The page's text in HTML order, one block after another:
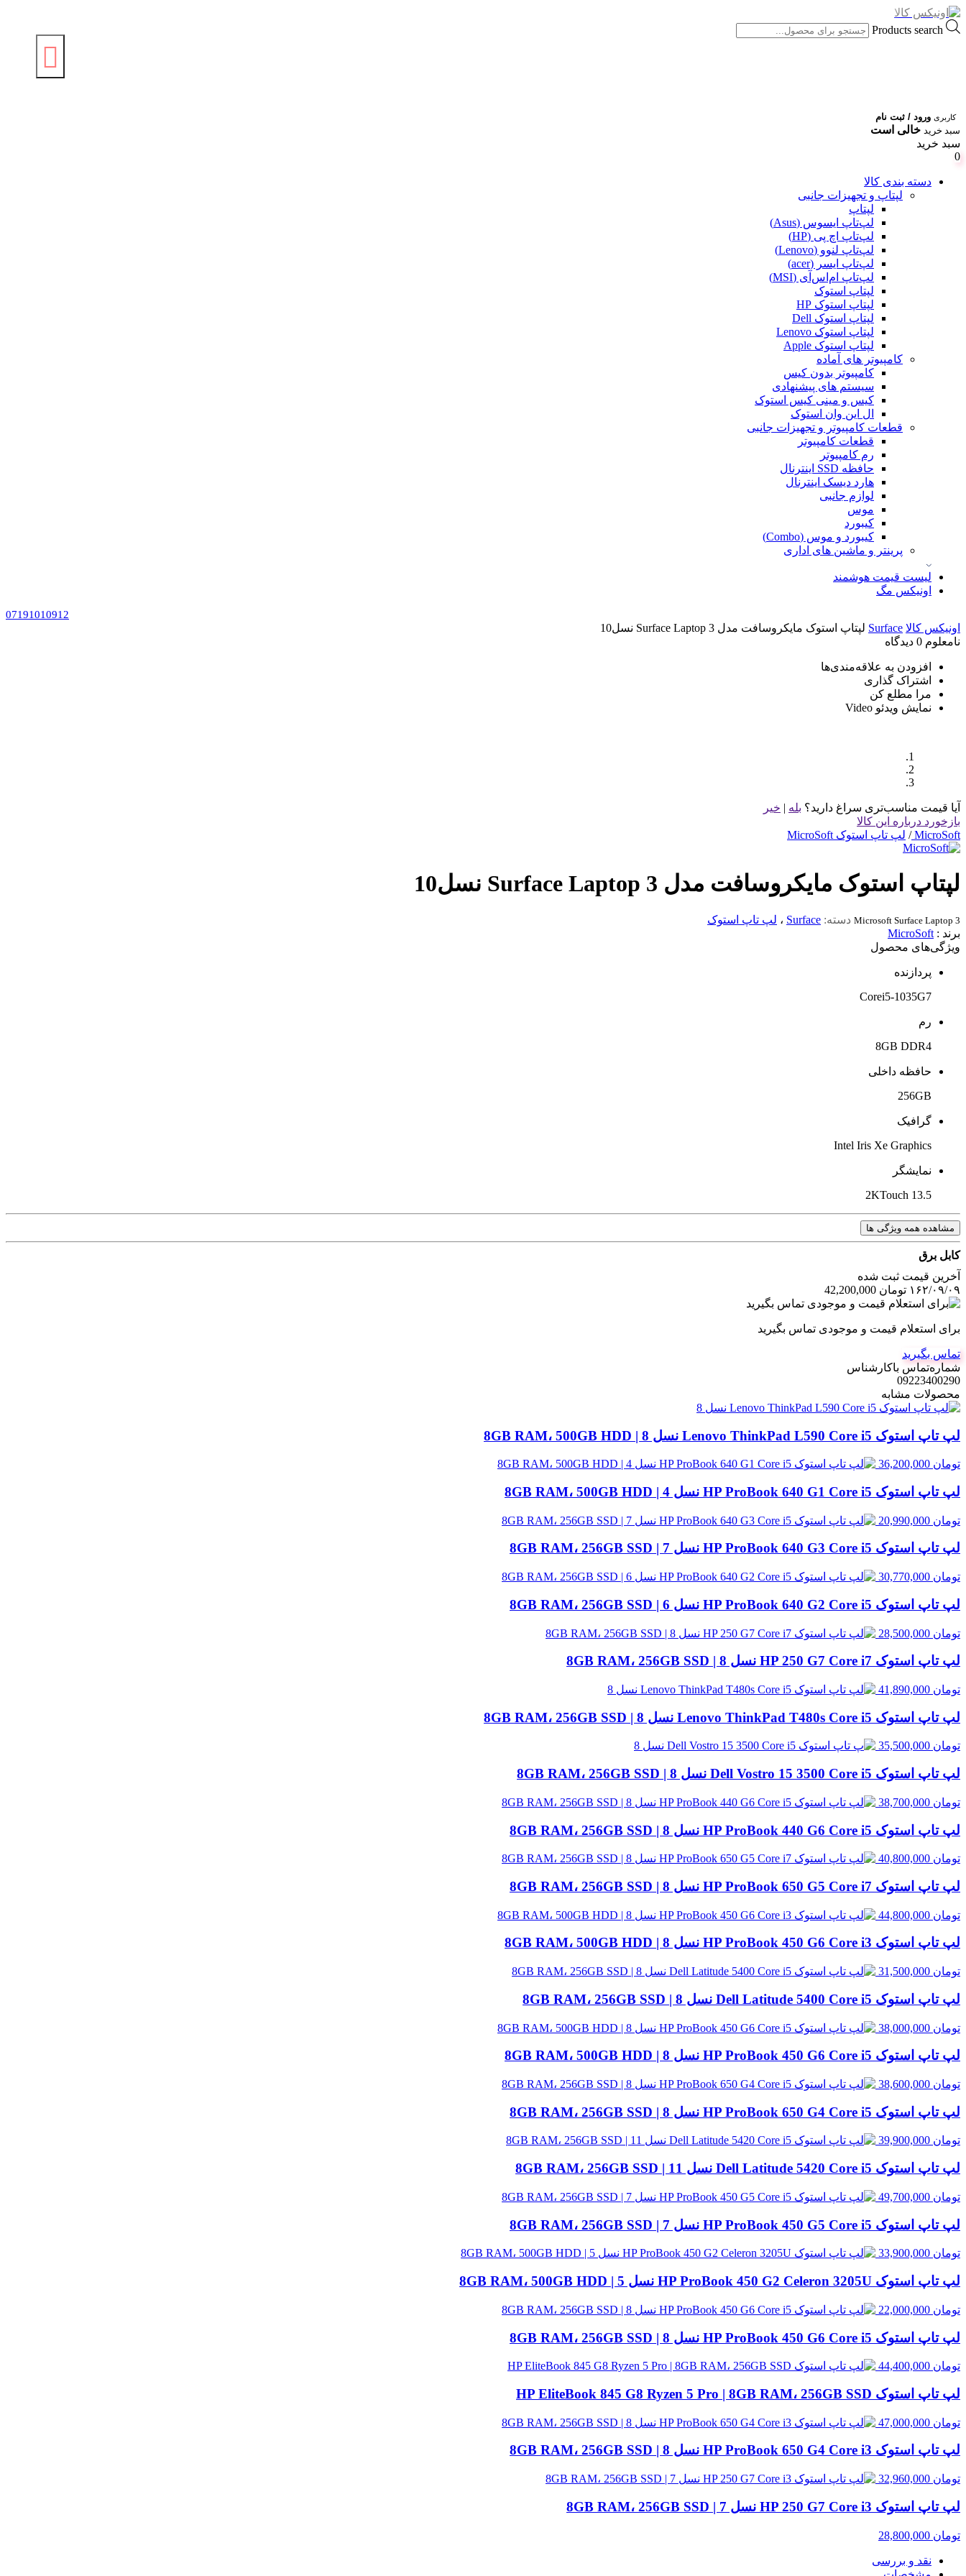
Products search
کاربری ورود / ثبت نام
سبد خرید خالی است
سبد خرید
0
دسته بندی کالا
لپتاپ و تجهیزات جانبی
لپتاپ
لپ‌تاپ ایسوس (Asus)
لپ‌تاپ اچ پی (HP)
لپ‌تاپ لنوو (Lenovo)
لپ‌تاپ ایسر (acer)
لپ‌تاپ ام‌اس‌آی (MSI)
لپتاپ استوک
لپتاپ استوک HP
لپتاپ استوک Dell
لپتاپ استوک Lenovo
لپتاپ استوک Apple
کامپیوتر های آماده
کامپیوتر بدون کیس
سیستم های پیشنهادی
کیس و مینی کیس استوک
ال این وان استوک
قطعات کامپیوتر و تجهیزات جانبی
قطعات کامپیوتر
رم کامپیوتر
حافظه SSD اینترنال
هارد دیسک اینترنال
لوازم جانبی
موس
کیبورد
کیبورد و موس (Combo)
پرینتر و ماشین های اداری
لیست قیمت هوشمند
اونیکس مگ
07191010912
اونیکس کالا Surface لپتاپ استوک مایکروسافت مدل Surface Laptop 3 نسل10
نامعلوم 0 دیدگاه
افزودن به علاقه‌مندی‌ها
اشتراک گذاری
مرا مطلع کن
نمایش ویدئو Video
آیا قیمت مناسب‌تری سراغ دارید؟ بله | خیر
بازخورد درباره این کالا
MicroSoft
/ لپ تاپ استوک MicroSoft
لپتاپ استوک مایکروسافت مدل Surface Laptop 3 نسل10
Microsoft Surface Laptop 3 دسته: Surface ، لپ تاپ استوک
برند : MicroSoft
ویژگی‌های محصول
پردازنده
Corei5-1035G7
رم
8GB DDR4
حافظه داخلی
256GB
گرافیک
Intel Iris Xe Graphics
نمایشگر
13.5 2KTouch
مشاهده همه ویژگی ها
کابل برق
آخرین‌ قیمت ثبت‌ شده
۱۶۲/۰۹/۰۹ تومان
برای استعلام قیمت و موجودی تماس بگیرید
تماس بگیرید
شماره‌تماس‌ با‌کارشناس
09223400290
محصولات مشابه
لپ تاپ استوک Lenovo ThinkPad L590 Core i5 نسل 8 | 8GB RAM، 500GB HDD
تومان
لپ تاپ استوک HP ProBook 640 G1 Core i5 نسل 4 | 8GB RAM، 500GB HDD
تومان
لپ تاپ استوک HP ProBook 640 G3 Core i5 نسل 7 | 8GB RAM، 256GB SSD
تومان
لپ تاپ استوک HP ProBook 640 G2 Core i5 نسل 6 | 8GB RAM، 256GB SSD
تومان
لپ تاپ استوک HP 250 G7 Core i7 نسل 8 | 8GB RAM، 256GB SSD
تومان
لپ تاپ استوک Lenovo ThinkPad T480s Core i5 نسل 8 | 8GB RAM، 256GB SSD
تومان
لپ تاپ استوک Dell Vostro 15 3500 Core i5 نسل 8 | 8GB RAM، 256GB SSD
تومان
لپ تاپ استوک HP ProBook 440 G6 Core i5 نسل 8 | 8GB RAM، 256GB SSD
تومان
لپ تاپ استوک HP ProBook 650 G5 Core i7 نسل 8 | 8GB RAM، 256GB SSD
تومان
لپ تاپ استوک HP ProBook 450 G6 Core i3 نسل 8 | 8GB RAM، 500GB HDD
تومان
لپ تاپ استوک Dell Latitude 5400 Core i5 نسل 8 | 8GB RAM، 256GB SSD
تومان
لپ تاپ استوک HP ProBook 450 G6 Core i5 نسل 8 | 8GB RAM، 500GB HDD
تومان
لپ تاپ استوک HP ProBook 650 G4 Core i5 نسل 8 | 8GB RAM، 256GB SSD
تومان
لپ تاپ استوک Dell Latitude 5420 Core i5 نسل 11 | 8GB RAM، 256GB SSD
تومان
لپ تاپ استوک HP ProBook 450 G5 Core i5 نسل 7 | 8GB RAM، 256GB SSD
تومان
لپ تاپ استوک HP ProBook 450 G2 Celeron 3205U نسل 5 | 8GB RAM، 500GB HDD
تومان
لپ تاپ استوک HP ProBook 450 G6 Core i5 نسل 8 | 8GB RAM، 256GB SSD
تومان
لپ تاپ استوک HP EliteBook 845 G8 Ryzen 5 Pro | 8GB RAM، 256GB SSD
تومان
لپ تاپ استوک HP ProBook 650 G4 Core i3 نسل 8 | 8GB RAM، 256GB SSD
تومان
لپ تاپ استوک HP 250 G7 Core i3 نسل 7 | 8GB RAM، 256GB SSD
تومان
نقد و بررسی